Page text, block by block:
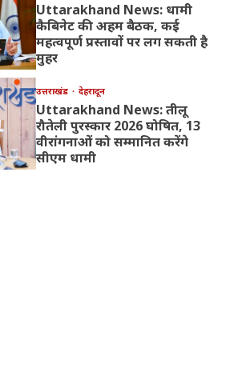
Uttarakhand News: धामी
कैबिनेट की अहम बैठक, कई
महत्वपूर्ण प्रस्तावों पर लग सकती है
मुहर
उत्तराखंड देहरादून
Uttarakhand News: तीलू
रौतेली पुरस्कार 2026 घोषित, 13
वीरांगनाओं को सम्मानित करेंगे
सीएम धामी